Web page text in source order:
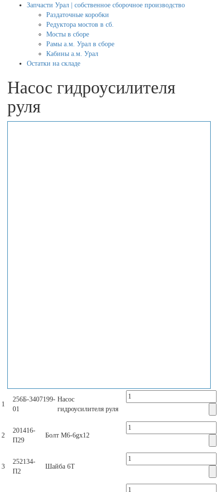
Запчасти Урал | собственное сборочное производство
Раздаточные коробки
Редуктора мостов в сб.
Мосты в сборе
Рамы а.м. Урал в сборе
Кабины а.м. Урал
Остатки на складе
Насос гидроусилителя
руля
1
256Б-3407199-
01
Насос
гидроусилителя руля
2
201416-
П29
Болт М6-6gх12
3
252134-
П2
Шайба 6Т